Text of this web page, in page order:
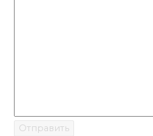
Отправить